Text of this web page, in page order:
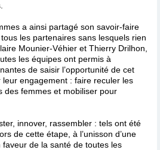
a ainsi partagé son savoir-faire
les partenaires sans lesquels rien
Mounier-Véhier et Thierry Drilhon,
les équipes ont permis à
de saisir l’opportunité de cet
engagement : faire reculer les
des femmes et mobiliser pour
innover, rassembler : tels ont été
de cette étape, à l’unisson d’une
de la santé de toutes les